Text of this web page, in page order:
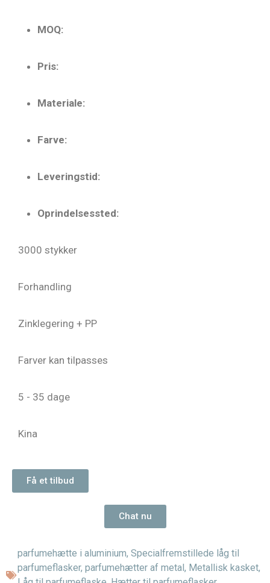
MOQ:
Pris:
Materiale:
Farve:
Leveringstid:
Oprindelsessted:
3000 stykker
Forhandling
Zinklegering + PP
Farver kan tilpasses
5 - 35 dage
Kina
Få et tilbud
Chat nu
parfumehætte i aluminium, Specialfremstillede låg til
parfumeflasker, parfumehætter af metal, Metallisk kasket,